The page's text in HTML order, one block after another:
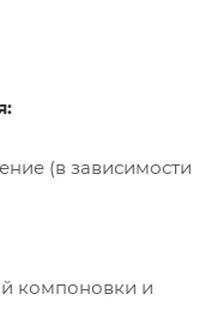
(в зависимости
компоновки и